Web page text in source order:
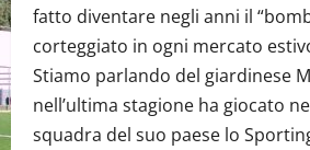
fatto diventare negli anni il
corteggiato in ogni mercato
Stiamo parlando del giardinese
nell’ultima stagione ha giocato
squadra del suo paese lo